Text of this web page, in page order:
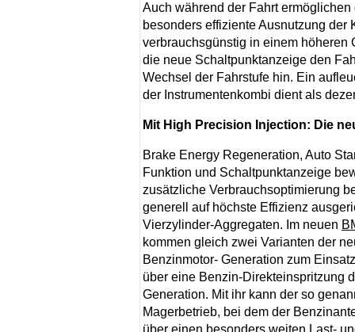
Auch während der Fahrt
besonders effiziente Ausnutzung
verbrauchsgünstig in einem höheren
die neue Schaltpunktanzeige den
Wechsel der Fahrstufe hin. Ein
der Instrumentenkombi dient als
Mit High Precision Injection: Die
Brake Energy Regeneration, Auto
Funktion und Schaltpunktanzeige
zusätzliche Verbrauchsoptimierung
generell auf höchste Effizienz
Vierzylinder-Aggregaten. Im neuen
kommen gleich zwei Varianten der
Benzinmotor- Generation zum
über eine Benzin-Direkteinspritzung
Generation. Mit ihr kann der so
Magerbetrieb, bei dem der